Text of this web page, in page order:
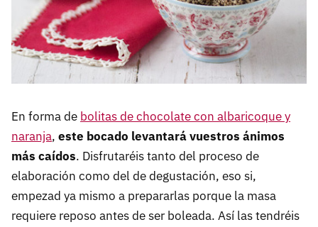
En forma de bolitas de chocolate con albaricoque y
naranja, este bocado levantará vuestros ánimos
más caídos. Disfrutaréis tanto del proceso de
elaboración como del de degustación, eso si,
empezad ya mismo a prepararlas porque la masa
requiere reposo antes de ser boleada. Así las tendréis